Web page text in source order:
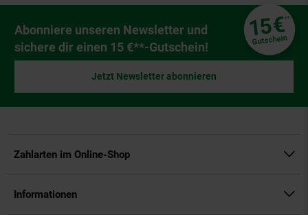
Newsletter Anmeldung
Abonniere unseren Newsletter und
sichere dir einen 15 €**-Gutschein!
15€**
Gutschein
Jetzt Newsletter abonnieren
Zahlarten im Online-Shop
Informationen